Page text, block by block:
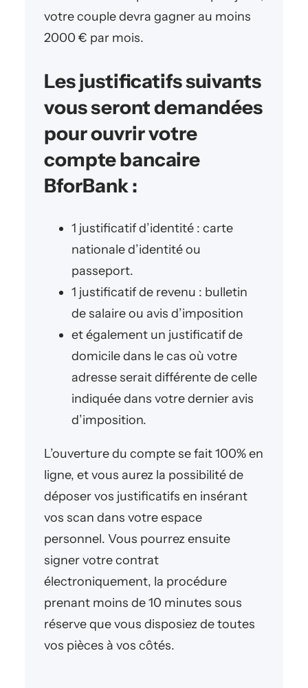
votre couple devra gagner au moins
2000 € par mois.
Les justificatifs suivants
vous seront demandées
pour ouvrir votre
compte bancaire
BforBank :
1 justificatif d’identité : carte
nationale d’identité ou
passeport.
1 justificatif de revenu : bulletin
de salaire ou avis d’imposition
et également un justificatif de
domicile dans le cas où votre
adresse serait différente de celle
indiquée dans votre dernier avis
d’imposition.
L’ouverture du compte se fait 100% en
ligne, et vous aurez la possibilité de
déposer vos justificatifs en insérant
vos scan dans votre espace
personnel. Vous pourrez ensuite
signer votre contrat
électroniquement, la procédure
prenant moins de 10 minutes sous
réserve que vous disposiez de toutes
vos pièces à vos côtés.